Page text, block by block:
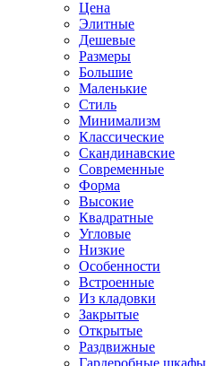
Цена
Элитные
Дешевые
Размеры
Большие
Маленькие
Стиль
Минимализм
Классические
Скандинавские
Современные
Форма
Высокие
Квадратные
Угловые
Низкие
Особенности
Встроенные
Из кладовки
Закрытые
Открытые
Раздвижные
Гардеробные шкафы